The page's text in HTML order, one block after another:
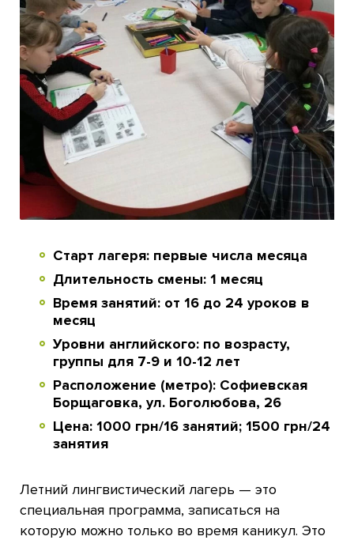
Старт лагеря: первые числа месяца
Длительность смены: 1 месяц
Время занятий: от 16 до 24 уроков в
месяц
Уровни английского: по возрасту,
группы для 7-9 и 10-12 лет
Расположение (метро): Софиевская
Борщаговка, ул. Боголюбова, 26
Цена: 1000 грн/16 занятий; 1500 грн/24
занятия
Летний лингвистический лагерь — это
специальная программа, записаться на
которую можно только во время каникул. Это